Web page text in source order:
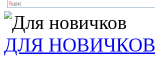
ДЛЯ НОВИЧКОВ